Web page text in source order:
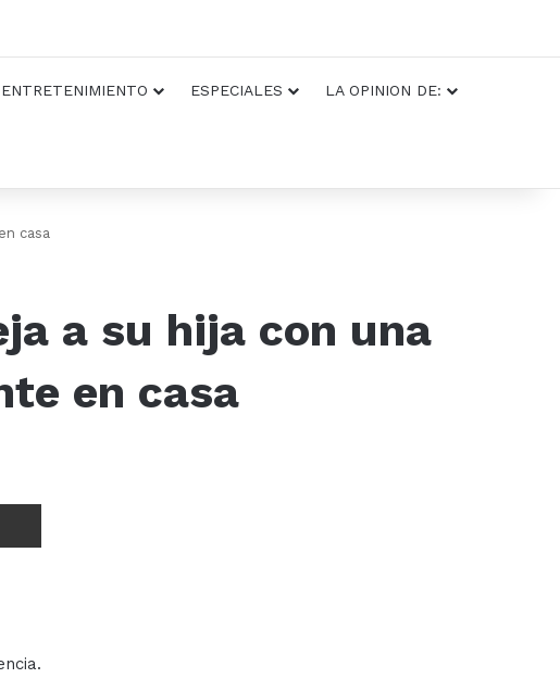
ENTRETENIMIENTO ESPECIALES LA OPINION DE:
casa
a su hija con una
en casa
Compartir Via E-mail